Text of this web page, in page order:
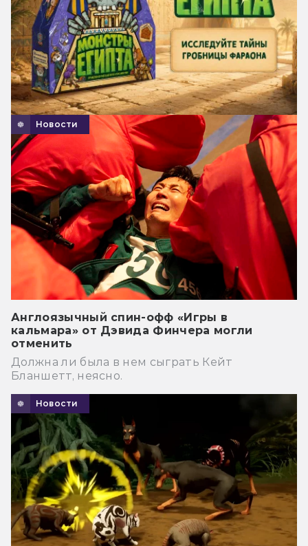
Новости
Англоязычный спин-офф «Игры в
кальмара» от Дэвида Финчера могли
отменить
Должна ли была в нем сыграть Кейт
Бланшетт, неясно.
Новости